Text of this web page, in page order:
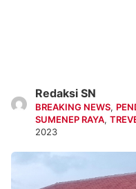
Redaksi SN
BREAKING NEWS,
SUMENEP RAYA,
2023